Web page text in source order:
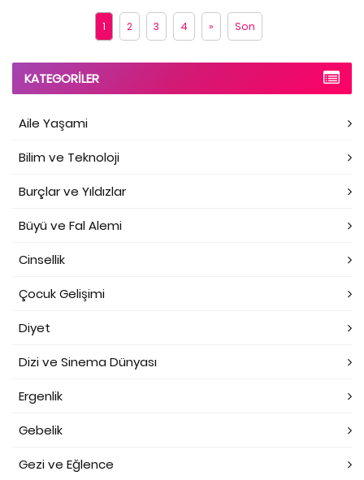
1 2 3 4 » Son
KATEGORILER
Aile Yaşami
Bilim ve Teknoloji
Burçlar ve Yıldızlar
Büyü ve Fal Alemi
Cinsellik
Çocuk Gelişimi
Diyet
Dizi ve Sinema Dünyası
Ergenlik
Gebelik
Gezi ve Eğlence